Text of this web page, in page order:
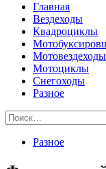
Главная
Вездеходы
Квадроциклы
Мотовездеходы
Мотоциклы
Снегоходы
Разное
Найти:
Разное